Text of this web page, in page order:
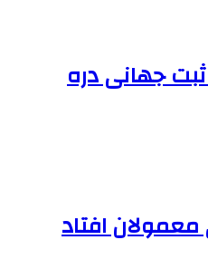
ثبت جهانی دره
افتاد